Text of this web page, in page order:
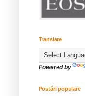
Translate
Powered by
Postări populare